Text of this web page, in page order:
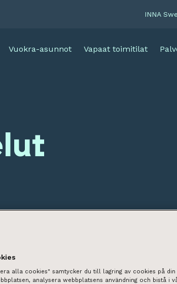
INNA
Vuokra-asunnot Vapaat toimitilat
alla cookies" samtycker du till lagring av cookies på
analysera webbplatsens användning och bistå i